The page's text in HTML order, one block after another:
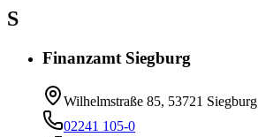
S
Finanzamt Siegburg
Wilhelmstraße 85, 53721 Siegburg
02241 105-0